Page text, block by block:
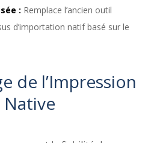
: Remplace l’ancien outil
d’importation natif basé sur le
de l’Impression
Native